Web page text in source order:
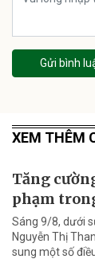
Gửi bình
XEM THÊM
Tăng
phạm
Sáng 9/8, dưới
Nguyễn Thị
sung một số